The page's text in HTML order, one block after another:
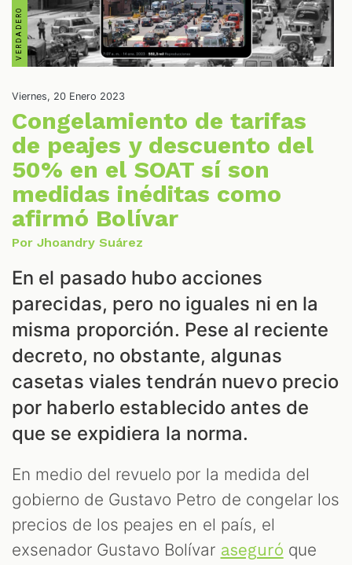
Viernes, 20 Enero 2023
Congelamiento de tarifas
de peajes y descuento del
50% en el SOAT sí son
medidas inéditas como
afirmó Bolívar
Por Jhoandry Suárez
En el pasado hubo acciones
parecidas, pero no iguales ni en la
misma proporción. Pese al reciente
decreto, no obstante, algunas
casetas viales tendrán nuevo precio
por haberlo establecido antes de
que se expidiera la norma.
En medio del revuelo por la medida del
gobierno de Gustavo Petro de congelar los
precios de los peajes en el país, el
exsenador Gustavo Bolívar aseguró que